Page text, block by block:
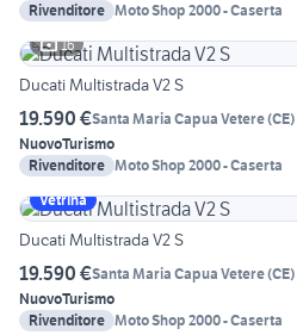
Rivenditore Moto Shop 2000 - Caserta
16
Ducati Multistrada V2 S
19.590 €Santa Maria Capua Vetere(CE)
NuovoTurismo
Rivenditore Moto Shop 2000 - Caserta
Vetrina
Ducati Multistrada V2 S
19.590 €Santa Maria Capua Vetere(CE)
NuovoTurismo
Rivenditore Moto Shop 2000 - Caserta